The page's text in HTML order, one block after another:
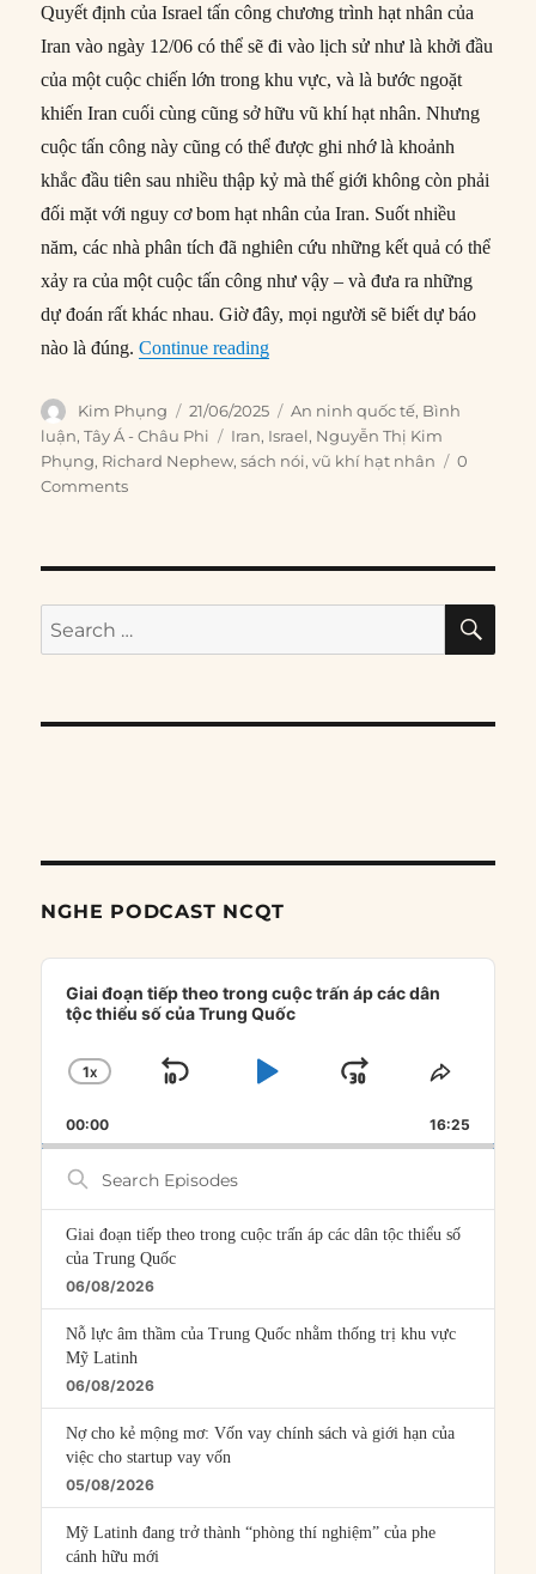
Quyết định của Israel tấn công chương trình hạt nhân của
Iran vào ngày 12/06 có thể sẽ đi vào lịch sử như là khởi đầu
của một cuộc chiến lớn trong khu vực, và là bước ngoặt
khiến Iran cuối cùng cũng sở hữu vũ khí hạt nhân. Nhưng
cuộc tấn công này cũng có thể được ghi nhớ là khoảnh
khắc đầu tiên sau nhiều thập kỷ mà thế giới không còn phải
đối mặt với nguy cơ bom hạt nhân của Iran. Suốt nhiều
năm, các nhà phân tích đã nghiên cứu những kết quả có thể
xảy ra của một cuộc tấn công như vậy – và đưa ra những
dự đoán rất khác nhau. Giờ đây, mọi người sẽ biết dự báo
nào là đúng.Continue reading“Liệu Israel có thể phá hủy
Author
Kim Phụng
Posted
on
21/06/2025 Categories
An ninh quốc tế, Bình
luận,Tây Á - Châu Phi Tags
Iran, Israel, Nguyễn Thị Kim
Phụng, Richard Nephew,sách nói,vũ khí hạt nhân
0
Comments
Search
for:
NGHE PODCAST NCQT
Audio
Player
Giai đoạn tiếp theo trong cuộc trấn áp các dân
tộc thiểu số của Trung Quốc
CHANGE
RATE
1X
SKIP
PLAYJUMP
FORWARD
SHARE
00:00 16:25
Search
Episodes
Giai đoạn tiếp theo trong cuộc trấn áp các dân tộc thiểu số
của Trung Quốc
06/08/2026
Nỗ lực âm thầm của Trung Quốc nhằm thống trị khu vực
Mỹ Latinh
06/08/2026
Nợ cho kẻ mộng mơ: Vốn vay chính sách và giới hạn của
việc cho startup vay vốn
05/08/2026
Mỹ Latinh đang trở thành “phòng thí nghiệm” của phe
cánh hữu mới